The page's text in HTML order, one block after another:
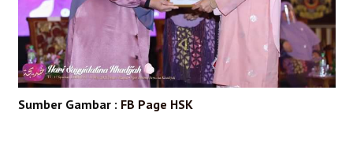
Sumber Gambar : FB Page HSK